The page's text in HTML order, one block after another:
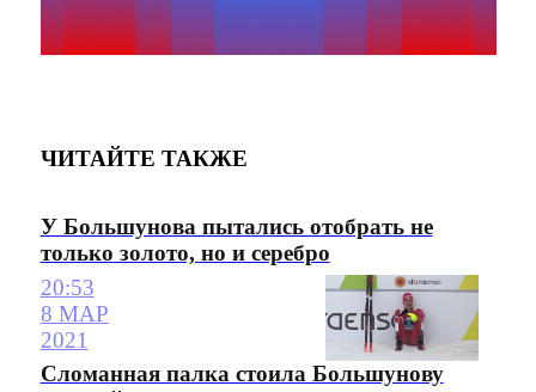
ЧИТАЙТЕ ТАКЖЕ
У Большунова пытались отобрать не
только золото, но и серебро
20:53
8 МАР
2021
Сломанная палка стоила Большунову